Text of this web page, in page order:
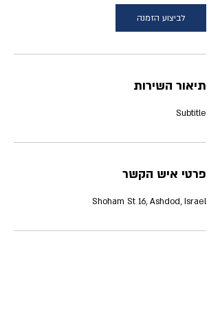
לביצוע הזמנה
תיאור השירות
Subtitle
פרטי איש הקשר
Shoham St 16, Ashdod, Israel